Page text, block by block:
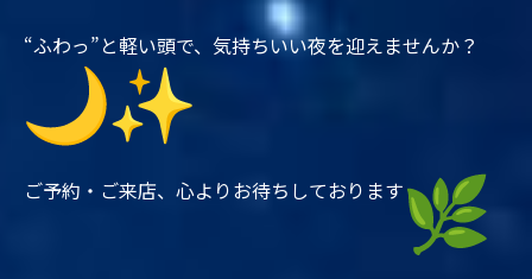
“ふわっ”と軽い頭で、気持ちいい夜を迎えませんか？
ご予約・ご来店、心よりお待ちしております